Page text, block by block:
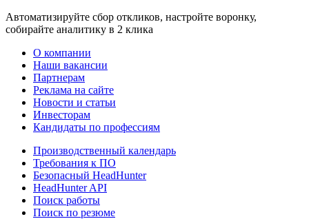
Автоматизируйте сбор откликов, настройте воронку,
собирайте аналитику в 2 клика
О компании
Наши вакансии
Партнерам
Реклама на сайте
Новости и статьи
Инвесторам
Кандидаты по профессиям
Производственный календарь
Требования к ПО
Безопасный HeadHunter
HeadHunter API
Поиск работы
Поиск по резюме